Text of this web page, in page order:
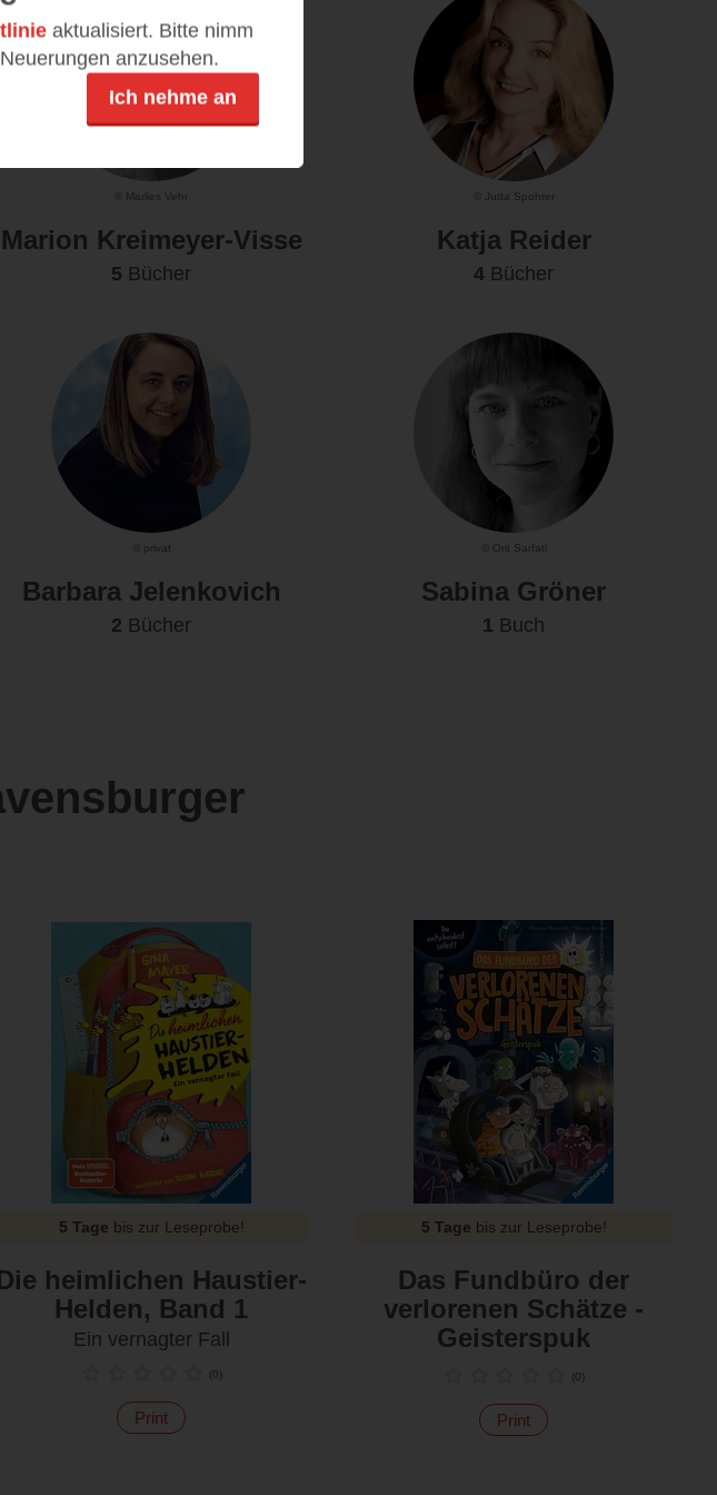
© Marlies Vehr
Marion Kreimeyer-Visse
5 Bücher
© Jutta Spohrer
Katja Reider
4 Bücher
© privat
Barbara Jelenkovich
2 Bücher
© Orit Sarfati
Sabina Gröner
1 Buch
5 Tage bis zur Leseprobe!
heimlichen Haustier-
Helden, Band 1
Ein vernagter Fall
(0)
Print
5 Tage bis zur Leseprobe!
Das Fundbüro der
verlorenen Schätze -
Geisterspuk
(0)
Print
aktualisiert. Bitte nimm
anzusehen.
Ich nehme an